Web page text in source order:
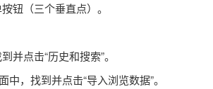
钮（三个垂直点）。
并点击“历史和搜索”。
中，找到并点击“导入浏览数据”。